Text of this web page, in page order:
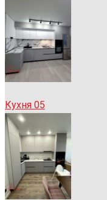
Кухня 05